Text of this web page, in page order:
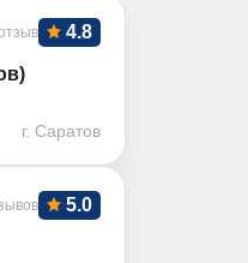
4.8
г. Саратов
5.0